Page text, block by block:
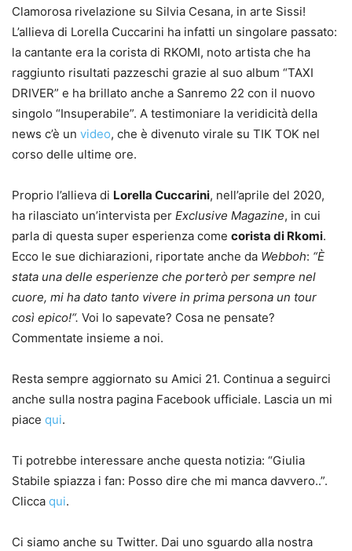
Clamorosa rivelazione su Silvia Cesana, in arte Sissi!
L’allieva di Lorella Cuccarini ha infatti un singolare passato:
la cantante era la corista di RKOMI, noto artista che ha
raggiunto risultati pazzeschi grazie al suo album “TAXI
DRIVER” e ha brillato anche a Sanremo 22 con il nuovo
singolo “Insuperabile”. A testimoniare la veridicità della
news c’è un video, che è divenuto virale su TIK TOK nel
corso delle ultime ore.
Proprio l’allieva di Lorella Cuccarini, nell’aprile del 2020,
ha rilasciato un’intervista per Exclusive Magazine, in cui
parla di questa super esperienza come corista di Rkomi.
Ecco le sue dichiarazioni, riportate anche da Webboh: “È
stata una delle esperienze che porterò per sempre nel
cuore, mi ha dato tanto vivere in prima persona un tour
così epico!“. Voi lo sapevate? Cosa ne pensate?
Commentate insieme a noi.
Resta sempre aggiornato su Amici 21. Continua a seguirci
anche sulla nostra pagina Facebook ufficiale. Lascia un mi
piace qui.
Ti potrebbe interessare anche questa notizia: “Giulia
Stabile spiazza i fan: Posso dire che mi manca davvero..”.
Clicca qui.
Ci siamo anche su Twitter. Dai uno sguardo alla nostra